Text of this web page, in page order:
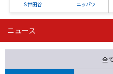
Ｓ世田谷 ニッパツ
第16節 09/05 (土) 15:00
ニッパツ
ニュース
全て